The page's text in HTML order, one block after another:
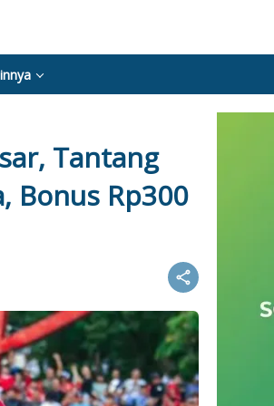
Tantang
Bonus Rp300